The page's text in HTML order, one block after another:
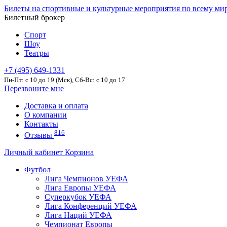
Билеты на спортивные и культурные мероприятия по всему
Билетный брокер
Спорт
Шоу
Театры
+7 (495) 649-1331
Пн-Пт: c 10 до 19 (Мск), Сб-Вс: с 10 до 17
Перезвоните мне
Доставка и оплата
О компании
Контакты
Отзывы 816
Личный кабинет Корзина
Футбол
Лига Чемпионов УЕФА
Лига Европы УЕФА
Суперкубок УЕФА
Лига Конференций УЕФА
Лига Наций УЕФА
Чемпионат Европы